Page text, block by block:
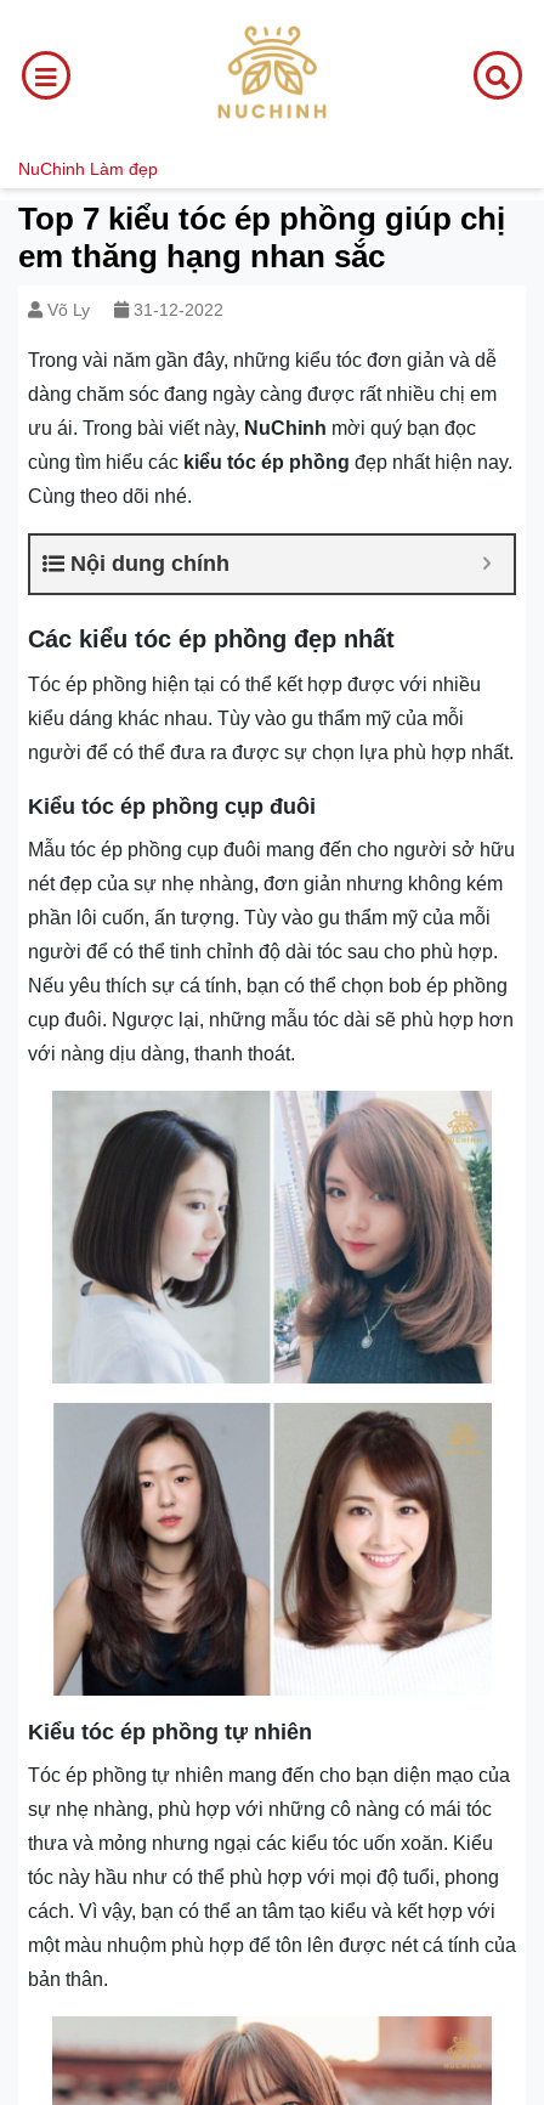
NuChinh Làm đẹp
Top 7 kiểu tóc ép phồng giúp chị
em thăng hạng nhan sắc
Võ Ly 31-12-2022
Trong vài năm gần đây, những kiểu tóc đơn giản và dễ
dàng chăm sóc đang ngày càng được rất nhiều chị em
ưu ái. Trong bài viết này, NuChinh mời quý bạn đọc
cùng tìm hiểu các kiểu tóc ép phồng đẹp nhất hiện nay.
Cùng theo dõi nhé.
Nội dung chính
Các kiểu tóc ép phồng đẹp nhất
Tóc ép phồng hiện tại có thể kết hợp được với nhiều
kiểu dáng khác nhau. Tùy vào gu thẩm mỹ của mỗi
người để có thể đưa ra được sự chọn lựa phù hợp nhất.
Kiểu tóc ép phồng cụp đuôi
Mẫu tóc ép phồng cụp đuôi mang đến cho người sở hữu
nét đẹp của sự nhẹ nhàng, đơn giản nhưng không kém
phần lôi cuốn, ấn tượng. Tùy vào gu thẩm mỹ của mỗi
người để có thể tinh chỉnh độ dài tóc sau cho phù hợp.
Nếu yêu thích sự cá tính, bạn có thể chọn bob ép phồng
cụp đuôi. Ngược lại, những mẫu tóc dài sẽ phù hợp hơn
với nàng dịu dàng, thanh thoát.
Kiểu tóc ép phồng tự nhiên
Tóc ép phồng tự nhiên mang đến cho bạn diện mạo của
sự nhẹ nhàng, phù hợp với những cô nàng có mái tóc
thưa và mỏng nhưng ngại các kiểu tóc uốn xoăn. Kiểu
tóc này hầu như có thể phù hợp với mọi độ tuổi, phong
cách. Vì vậy, bạn có thể an tâm tạo kiểu và kết hợp với
một màu nhuộm phù hợp để tôn lên được nét cá tính của
bản thân.